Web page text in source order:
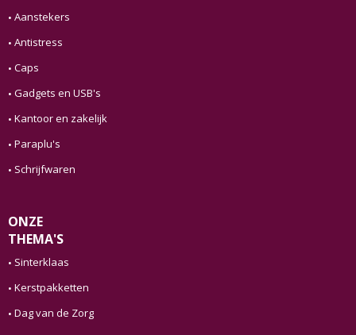
Aanstekers
Antistress
Caps
Gadgets en USB's
Kantoor en zakelijk
Paraplu's
Schrijfwaren
ONZE
THEMA'S
Sinterklaas
Kerstpakketten
Dag van de Zorg